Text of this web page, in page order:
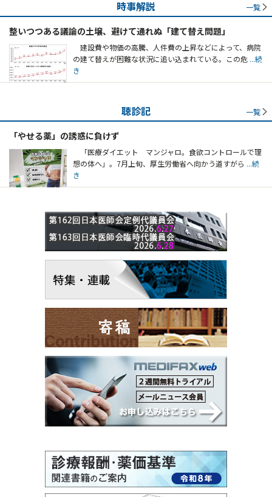
時事解説 一覧
整いつつある議論の土壌、避けて通れぬ「建て替え問題」
建設費や物価の高騰、人件費の上昇などによって、病院
の建て替えが困難な状況に追い込まれている。この危 ...続
き
聴診記 一覧
「やせる薬」の誘惑に負けず
「医療ダイエット マンジャロ。食欲コントロールで理
想の体へ」。7月上旬、厚生労働省へ向かう道すがら ...続
き